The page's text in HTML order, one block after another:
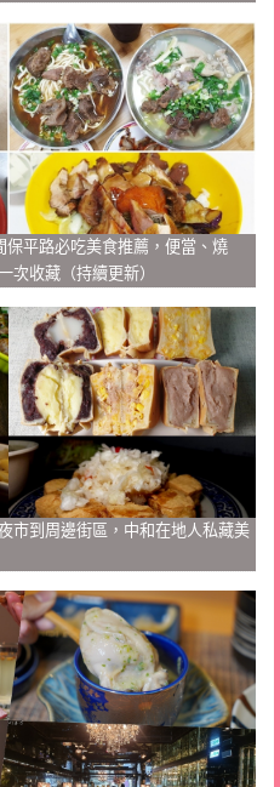
平路必吃美食推薦，便當、燒
次收藏（持續更新）
市到周邊街區，中和在地人私藏美